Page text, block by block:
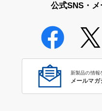
公式SNS・
新製品の情報
メールマ